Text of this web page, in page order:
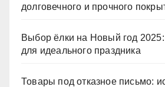
долговечного и прочного
Выбор ёлки на Новый год
для идеального праздника
Товары под отказное письмо: